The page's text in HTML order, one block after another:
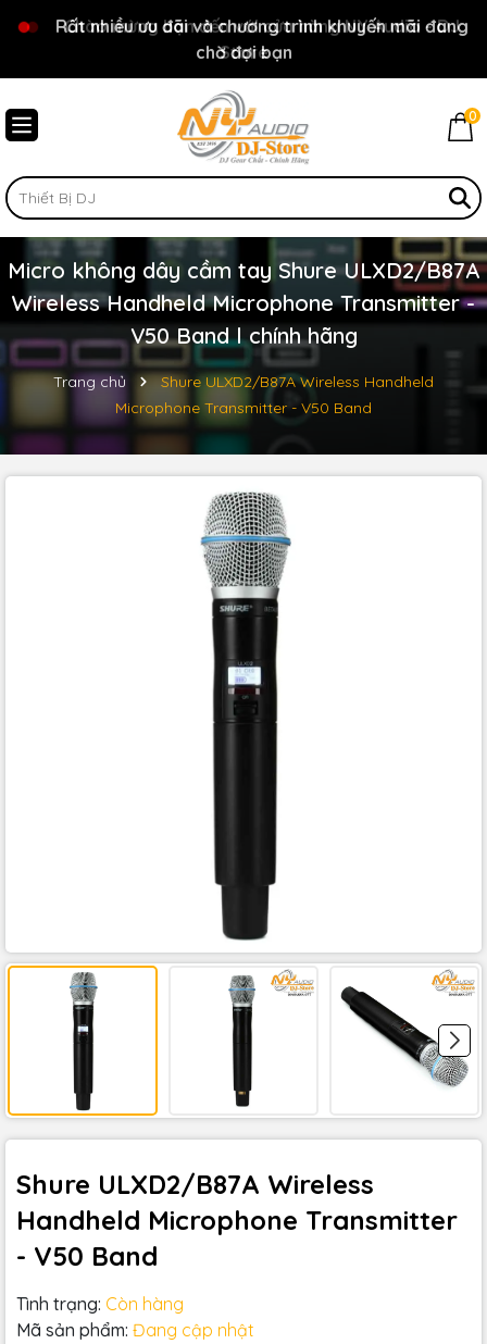
Chào mừng bạn đến với cửa hàng NY Audio - DJ
Store
Rất nhiều ưu đãi và chương trình khuyến mãi đang
chờ đợi bạn
0
Micro không dây cầm tay Shure ULXD2/B87A
Wireless Handheld Microphone Transmitter -
V50 Band l chính hãng
Trang chủ
Shure ULXD2/B87A Wireless Handheld
Microphone Transmitter - V50 Band
Shure ULXD2/B87A Wireless
Handheld Microphone Transmitter
- V50 Band
Tình trạng: Còn hàng
Mã sản phẩm: Đang cập nhật